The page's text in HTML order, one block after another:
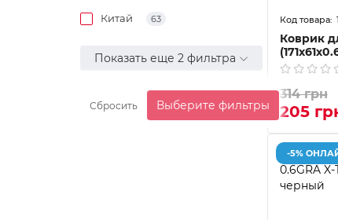
Китай 63
Показать еще 2 фильтра
Сбросить Выберите фильтры
Коврик
314 грн
205
-5%